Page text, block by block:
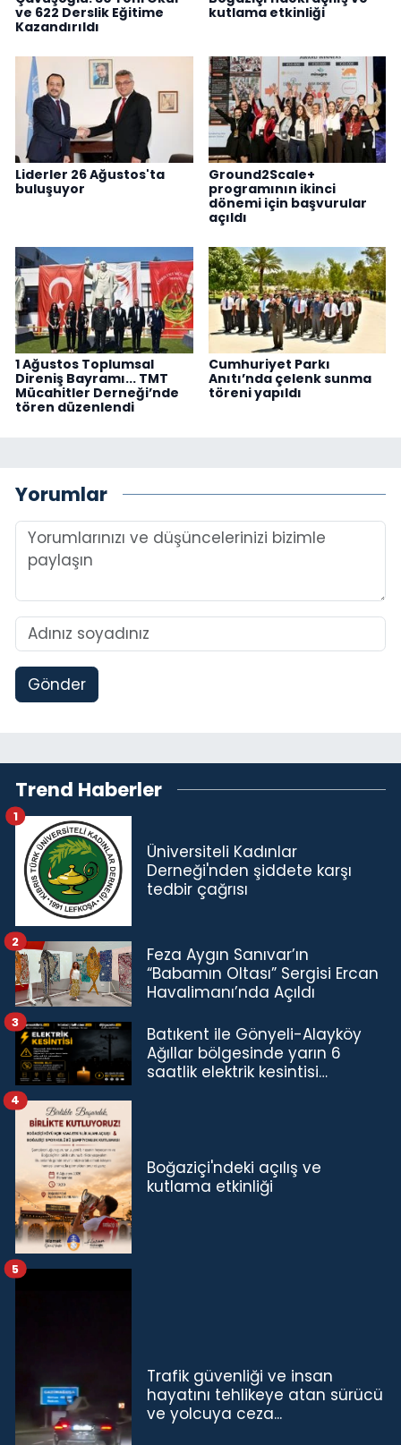
ve 622 Derslik Eğitime
Kazandırıldı
kutlama etkinliği
Liderler 26 Ağustos'ta
buluşuyor
Ground2Scale+
programının ikinci
dönemi için başvurular
açıldı
1 Ağustos Toplumsal
Direniş Bayramı... TMT
Mücahitler Derneği’nde
tören düzenlendi
Cumhuriyet Parkı
Anıtı’nda çelenk sunma
töreni yapıldı
Yorumlar
Gönder
Trend Haberler
Üniversiteli Kadınlar
Derneği'nden şiddete karşı
tedbir çağrısı
1
Feza Aygın Sanıvar’ın
“Babamın Oltası” Sergisi Ercan
Havalimanı’nda Açıldı
2
Batıkent ile Gönyeli-Alayköy
Ağıllar bölgesinde yarın 6
saatlik elektrik kesintisi…
3
Boğaziçi'ndeki açılış ve
kutlama etkinliği
4
Trafik güvenliği ve insan
hayatını tehlikeye atan sürücü
ve yolcuya ceza...
5